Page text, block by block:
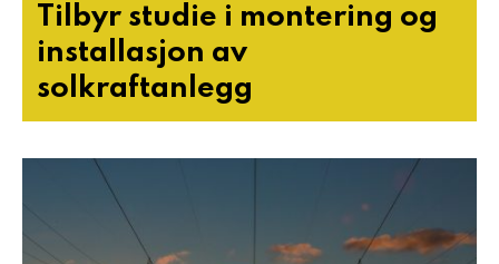
Tilbyr studie i montering og
installasjon av
solkraftanlegg